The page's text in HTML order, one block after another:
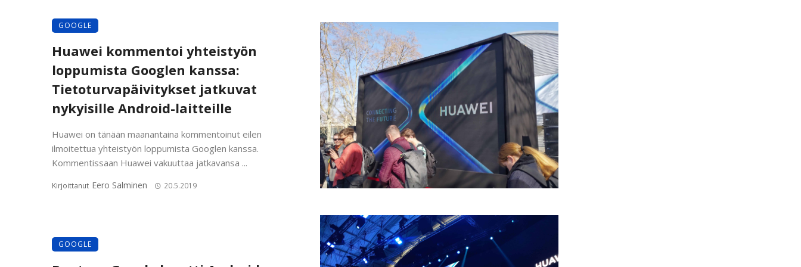
GOOGLE
Huawei kommentoi yhteistyön
loppumista Googlen kanssa:
Tietoturvapäivitykset jatkuvat
nykyisille Android-laitteille
Huawei on tänään maanantaina kommentoinut eilen
ilmoitettua yhteistyön loppumista Googlen kanssa.
Kommentissaan Huawei vakuuttaa jatkavansa ...
Kirjoittanut Eero Salminen 20.5.2019
GOOGLE